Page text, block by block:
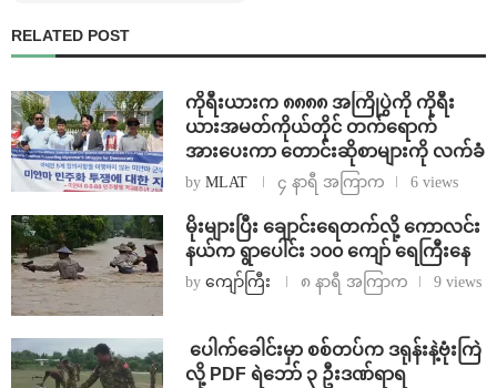
RELATED POST
ကိုရီးယားက ၈၈၈၈ အကြိုပွဲကို ကိုရီး
ယားအမတ်ကိုယ်တိုင် တက်ရောက်
အားပေးကာ တောင်းဆိုစာများကို လက်ခံ
by MLAT ၄ နာရီ အကြာက 6 views
⁨မိုးများပြီး ချောင်းရေတက်လို့ ကောလင်း
နယ်က ရွာပေါင်း ၁၀၀ ကျော် ရေကြီးနေ
by ကျော်ကြီး ၈ နာရီ အကြာက 9 views
⁩ ⁨ပေါက်ခေါင်းမှာ စစ်တပ်က ဒရုန်းနဲ့ဗုံးကြဲ
လို့ PDF ရဲဘော် ၃ ဦးဒဏ်ရာရ